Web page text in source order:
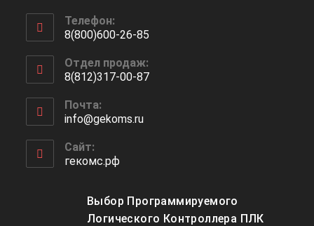
Телефон:
8(800)600-26-85
в
вашем
приложении
Отдел продаж:
8(812)317-00-87
в
вашем
приложении
Почта:
info@gekoms.ruОткроется
Сайт:
гекомс.рф
Выбор Программируемого
Логического Контроллера ПЛК